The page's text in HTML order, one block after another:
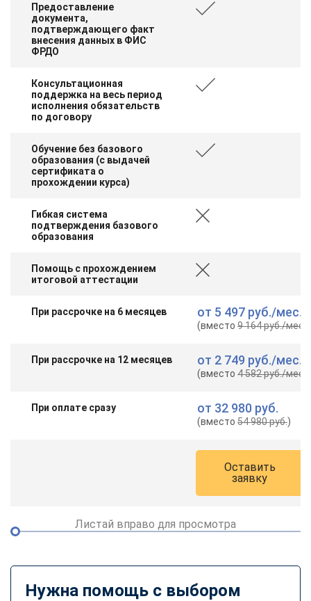
Предоставление
документа,
подтверждающего факт
внесения данных в ФИС
ФРДО
Консультационная
поддержка на весь период
исполнения обязательств
по договору
Обучение без базового
образования (с выдачей
сертификата о
прохождении курса)
Гибкая система
подтверждения базового
образования
Помощь с прохождением
итоговой аттестации
При рассрочке на 6 месяцев от 5 497 руб./мес.
(вместо9 164 руб./мес.
При рассрочке на 12 месяцев от 2 749 руб./мес.
(вместо4 582 руб./мес.
При оплате сразу от 32 980 руб.
(вместо54 980 руб.)
Оставить
заявку
Листай вправо для просмотра
Нужна помощь с выбором